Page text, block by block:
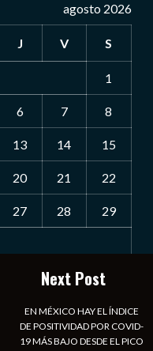
agosto 2026
J V S
1
6 7 8
13 14 15
20 21 22
27 28 29
Next Post
EN MÉXICO HAY EL ÍNDICE
DE POSITIVIDAD POR COVID-
19 MÁS BAJO DESDE EL PICO